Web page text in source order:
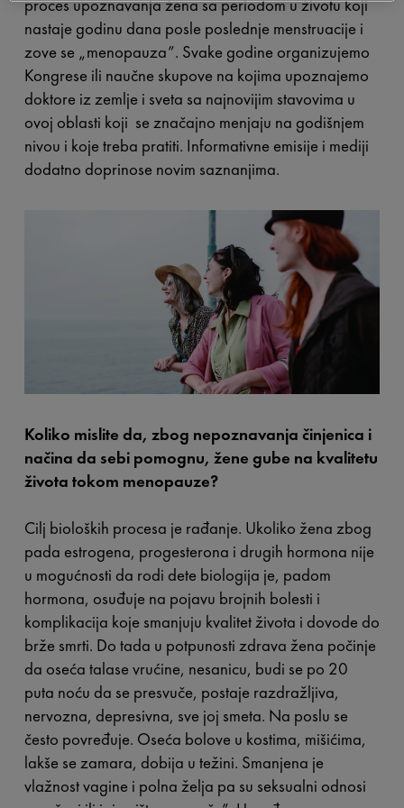
proces upoznavanja žena sa periodom u životu koji
nastaje godinu dana posle poslednje menstruacije i
zove se „menopauza”. Svake godine organizujemo
Kongrese ili naučne skupove na kojima upoznajemo
doktore iz zemlje i sveta sa najnovijim stavovima u
ovoj oblasti koji se značajno menjaju na godišnjem
nivou i koje treba pratiti. Informativne emisije i mediji
dodatno doprinose novim saznanjima.
Koliko mislite da, zbog nepoznavanja činjenica i
načina da sebi pomognu, žene gube na kvalitetu
života tokom menopauze?
Cilj bioloških procesa je rađanje. Ukoliko žena zbog
pada estrogena, progesterona i drugih hormona nije
u mogućnosti da rodi dete biologija je, padom
hormona, osuđuje na pojavu brojnih bolesti i
komplikacija koje smanjuju kvalitet života i dovode do
brže smrti. Do tada u potpunosti zdrava žena počinje
da oseća talase vrućine, nesanicu, budi se po 20
puta noću da se presvuče, postaje razdražljiva,
nervozna, depresivna, sve joj smeta. Na poslu se
često povređuje. Oseća bolove u kostima, mišićima,
lakše se zamara, dobija u težini. Smanjena je
vlažnost vagine i polna želja pa su seksualni odnosi